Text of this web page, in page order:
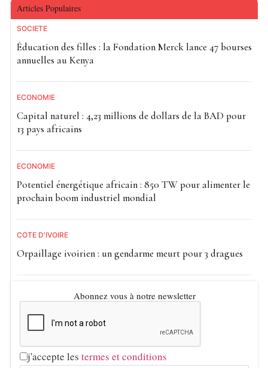
Articles Populaires
SOCIETE
Éducation des filles : la Fondation Merck lance 47 bourses
annuelles au Kenya
ECONOMIE
Capital naturel : 4,23 millions de dollars de la BAD pour
13 pays africains
ECONOMIE
Potentiel énergétique africain : 850 TW pour alimenter le
prochain boom industriel mondial
CÔTE D'IVOIRE
Orpaillage ivoirien : un gendarme meurt pour 3 dragues
Abonnez vous à notre newsletter
j'accepte les termes et conditions